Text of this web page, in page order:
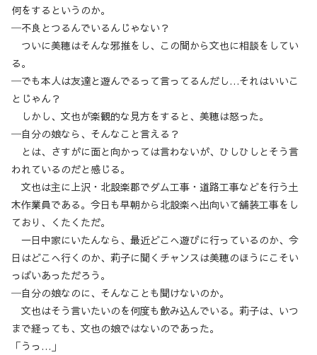
何をするというのか。
─不良とつるんでいるんじゃない？
ついに美穂はそんな邪推をし、この間から文也に相談をしてい
る。
─でも本人は友達と遊んでるって言ってるんだし…それはいいこ
とじゃん？
しかし、文也が楽観的な見方をすると、美穂は怒った。
─自分の娘なら、そんなこと言える？
とは、さすがに面と向かっては言わないが、ひしひしとそう言
われているのだと感じる。
文也は主に上沢・北設楽郡でダム工事・道路工事などを行う土
木作業員である。今日も早朝から北設楽へ出向いて舗装工事をし
ており、くたくただ。
一日中家にいたんなら、最近どこへ遊びに行っているのか、今
日はどこへ行くのか、莉子に聞くチャンスは美穂のほうにこそい
っぱいあっただろう。
─自分の娘なのに、そんなことも聞けないのか。
文也はそう言いたいのを何度も飲み込んでいる。莉子は、いつ
まで経っても、文也の娘ではないのであった。
「うっ…」